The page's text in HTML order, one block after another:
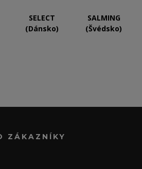
SELECT
(Dánsko)
SALMING
(Švédsko)
ZÁKAZNÍKY